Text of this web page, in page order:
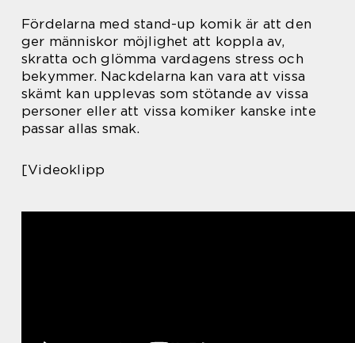
Fördelarna med stand-up komik är att den
ger människor möjlighet att koppla av,
skratta och glömma vardagens stress och
bekymmer. Nackdelarna kan vara att vissa
skämt kan upplevas som stötande av vissa
personer eller att vissa komiker kanske inte
passar allas smak.
[Videoklipp